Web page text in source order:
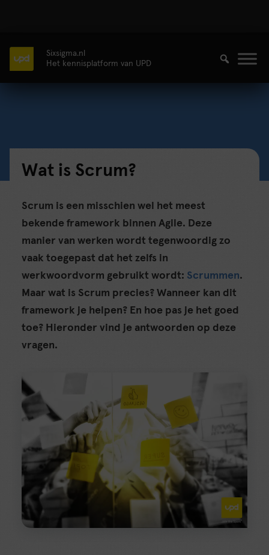
Sixsigma.nl
Het kennisplatform van UPD
Wat is Scrum?
Scrum is een misschien wel het meest
bekende framework binnen Agile. Deze
manier van werken wordt tegenwoordig zo
vaak toegepast dat het zelfs in
werkwoordvorm gebruikt wordt: Scrummen.
Maar wat is Scrum precies? Wanneer kan dit
framework je helpen? En hoe pas je het goed
toe? Hieronder vind je antwoorden op deze
vragen.